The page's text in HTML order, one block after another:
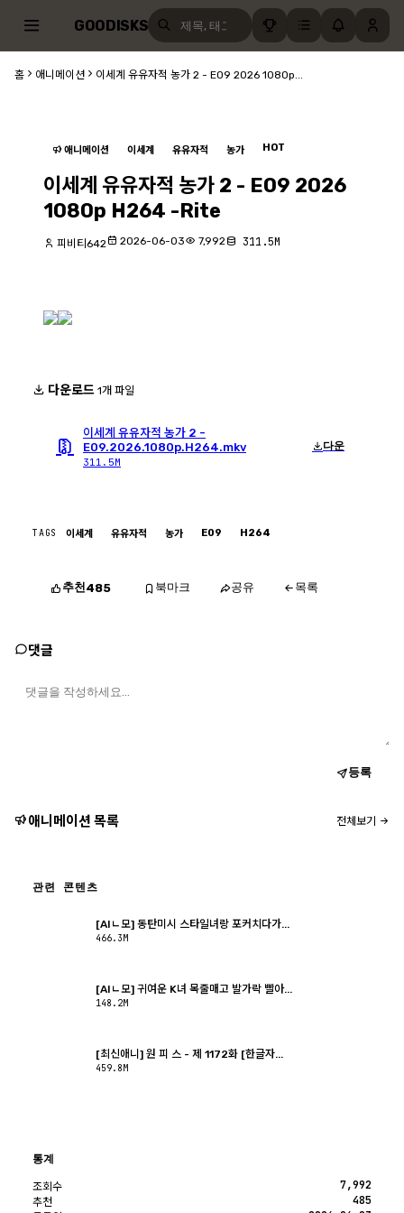
GOODISKS
홈 애니메이션 이세계 유유자적 농가 2 - E09 2026 1080p...
애니메이션 이세계 유유자적 농가 HOT
이세계 유유자적 농가 2 - E09 2026
1080p H264 -Rite
피비티642 2026-06-03 7,992 311.5M
다운로드 1개 파일
이세계 유유자적 농가 2 -
E09.2026.1080p.H264.mkv
311.5M
다운
TAGS 이세계 유유자적 농가 E09 H264
추천485 북마크 공유 목록
댓글
등록
애니메이션 목록 전체보기
관련 콘텐츠
[AIㄴ모] 동탄미시 스타일녀랑 포커치다가...
466.3M
[AIㄴ모] 귀여운 K녀 목줄매고 발가락 빨아...
148.2M
[최신애니] 원 피 스 - 제 1172화 [한글자...
459.8M
통계
조회수 7,992
추천 485